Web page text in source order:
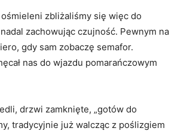
zbliżaliśmy się więc do
zachowując czujność. Pewnym na
gdy sam zobaczę semafor.
nas do wjazdu pomarańczowym
drzwi zamknięte, „gotów do
tradycyjnie już walcząc z poślizgiem